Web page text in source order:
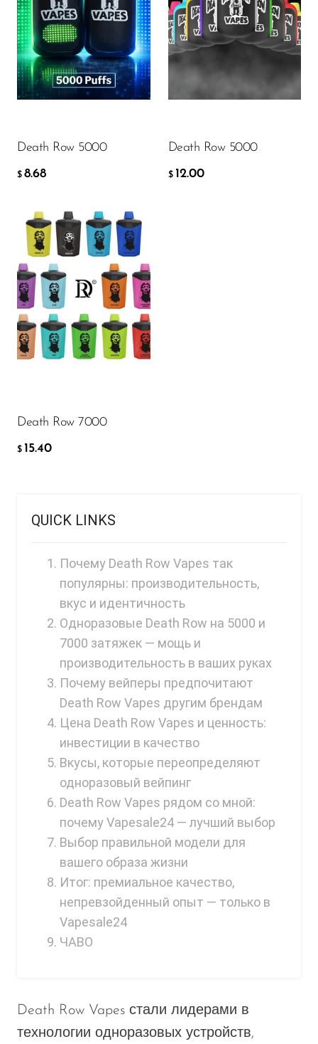
Geek Bar
Glamee
Happy Stiks
Hyde
Hyppe
Hyve
HQD
Ijoy
JNR
Lost Angel
Lost Vape
Luffbar
Memers
Milli Bar
Monster Bar
Monster Vape Labs
MTRX
Naked
NIKO Bar
North
Olit Hookah
Orion
Pachamama
Packspod
Death Row 5000
$ 8.68
$8.68
Death Row 5000
$ 12.00
$ 12.00
Death Row 7000
$ 15.40
Flavor
$ 15.40
QUICK LINKS
Почему Death Row Vapes так
популярны: производительность,
вкус и идентичность
Одноразовые Death Row на 5000 и
7000 затяжек — мощь и
производительность в ваших руках
Почему вейперы предпочитают
Death Row Vapes другим брендам
Цена Death Row Vapes и ценность:
инвестиции в качество
Вкусы, которые переопределяют
одноразовый вейпинг
Death Row Vapes рядом со мной:
почему Vapesale24 — лучший выбор
Выбор правильной модели для
вашего образа жизни
Итог: премиальное качество,
непревзойденный опыт — только в
Vapesale24
ЧАВО
Death Row Vapes стали лидерами в
технологии одноразовых устройств,